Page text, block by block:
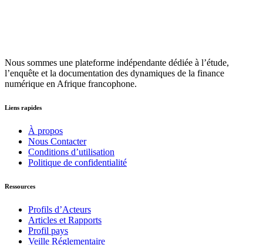
Nous sommes une plateforme indépendante dédiée à l’étude,
l’enquête et la documentation des dynamiques de la finance
numérique en Afrique francophone.
Liens rapides
À propos
Nous Contacter
Conditions d’utilisation
Politique de confidentialité
Ressources
Profils d’Acteurs
Articles et Rapports
Profil pays
Veille Réglementaire